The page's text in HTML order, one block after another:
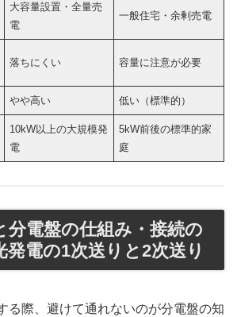
大容量設置・全量売
電
一般住宅・余剰売電
落ちにくい 容量に注意が必要
やや高い 低い（標準的）
10kW以上の大規模発
電
5kW前後の標準的家
庭
分電盤の仕組み・接続の
発電の1次送りと2次送り
る際、避けて通れないのが分電盤の知